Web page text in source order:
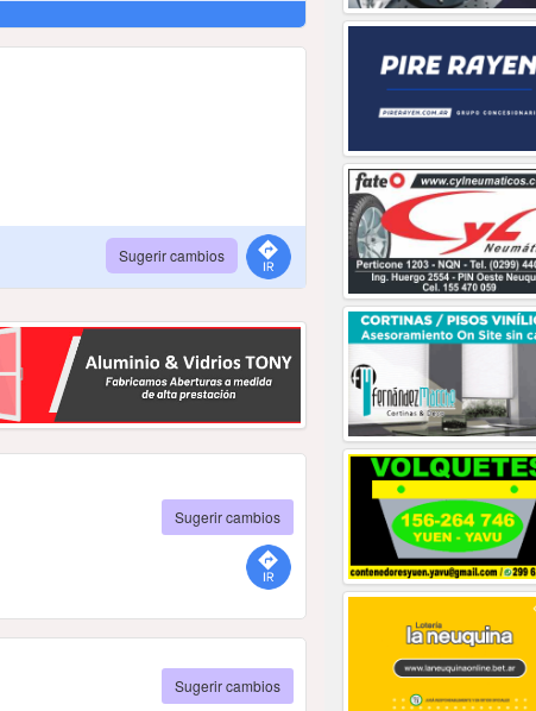
Sugerir cambios
Sugerir cambios
Sugerir cambios